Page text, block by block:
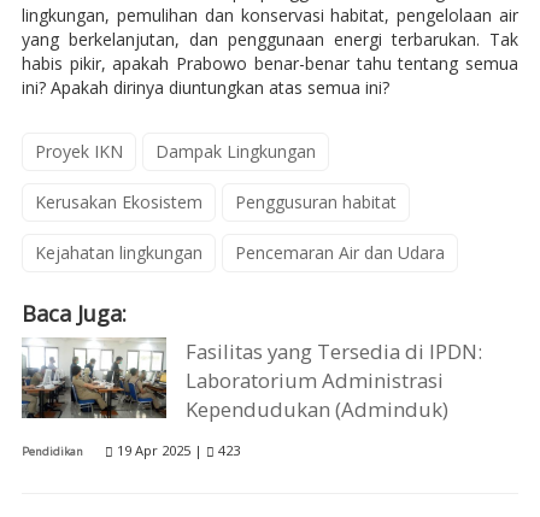
lingkungan, pemulihan dan konservasi habitat, pengelolaan air
yang berkelanjutan, dan penggunaan energi terbarukan. Tak
habis pikir, apakah Prabowo benar-benar tahu tentang semua
ini? Apakah dirinya diuntungkan atas semua ini?
Proyek IKN Dampak Lingkungan
Kerusakan Ekosistem Penggusuran habitat
Kejahatan lingkungan Pencemaran Air dan Udara
Baca Juga:
Fasilitas yang Tersedia di IPDN:
Laboratorium Administrasi
Kependudukan (Adminduk)
Pendidikan 19 Apr 2025 | 423